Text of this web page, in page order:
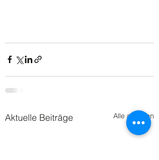
Aktuelle Beiträge Alle ansehen